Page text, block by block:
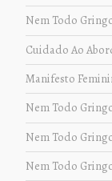
Nem Todo
Cuidado Ao
Manifesto
Nem Todo
Nem Todo
Nem Todo